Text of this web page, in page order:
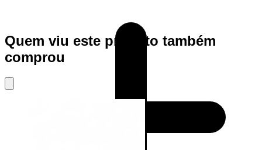
Quem viu este produto também
comprou